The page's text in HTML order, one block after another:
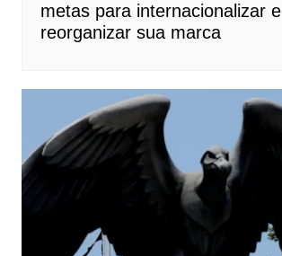
metas para internacionalizar e
reorganizar sua marca